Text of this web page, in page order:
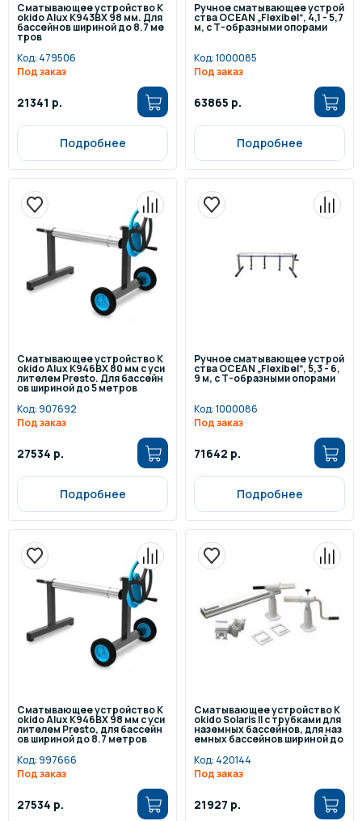
Сматывающее устройство K
okido Alux K943BX 98 мм. Для
бассейнов шириной до 8.7 ме
тров
Код: 479506
Под заказ
21341 р.
Подробнее
Ручное сматывающее устрой
ства OCEAN „Flexibel“, 4,1 - 5,7
м, с Т-образными опорами
Код:1000085
Под заказ
63865 р.
Подробнее
Сматывающее устройство K
okido Alux K946BX 80 мм с уси
лителем Presto. Для бассейн
ов шириной до 5 метров
Код:907692
Под заказ
27534 р.
Подробнее
Ручное сматывающее устрой
ства OCEAN „Flexibel“, 5,3 - 6,
9 м, с Т-образными опорами
Код:1000086
Под заказ
71642 р.
Подробнее
Сматывающее устройство K
okido Alux K946BX 98 мм c уси
лителем Presto, для бассейн
ов шириной до 8.7 метров
Код:997666
Под заказ
27534 р.
Сматывающее устройство K
okido Solaris II с трубками для
наземных бассейнов, для наз
емных бассейнов шириной до
Код: 420144
Под заказ
21927 р.